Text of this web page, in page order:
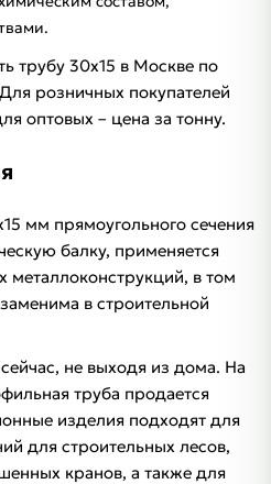
трубу 30х15 в Москве по
розничных покупателей
оптовых – цена за тонну.
мм прямоугольного сечения
балку, применяется
металлоконструкций, в том
в строительной
не выходя из дома. На
труба продается
изделия подходят для
для строительных лесов,
кранов, а также для